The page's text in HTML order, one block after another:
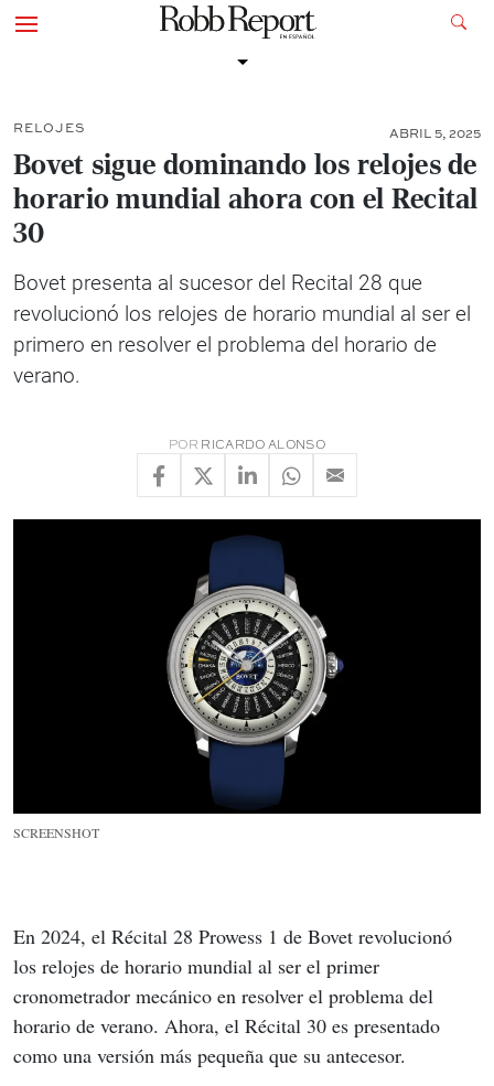
RELOJES ABRIL 5, 2025
Bovet sigue dominando los relojes de
horario mundial ahora con el Recital
30
Bovet presenta al sucesor del Recital 28 que
revolucionó los relojes de horario mundial al ser el
primero en resolver el problema del horario de
verano.
POR RICARDO ALONSO
SCREENSHOT
En 2024, el Récital 28 Prowess 1 de Bovet revolucionó
los relojes de horario mundial al ser el primer
cronometrador mecánico en resolver el problema del
horario de verano. Ahora, el Récital 30 es presentado
como una versión más pequeña que su antecesor.